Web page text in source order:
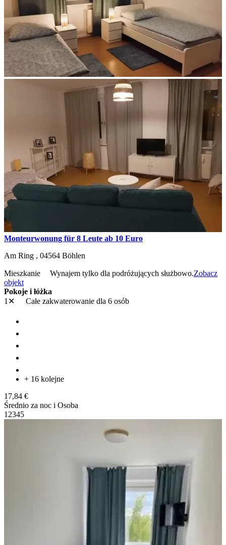
Monteurwonung für 8 Leute ab 10 Euro
Am Ring , 04564 Böhlen
Mieszkanie Wynajem tylko dla podróżujących służbowo.Zobacz
objekt
Pokoje i łóżka
1✕
Całe zakwaterowanie dla 6 osób
+ 16 kolejne
17,84 €
Średnio za noc i Osoba
1 2345